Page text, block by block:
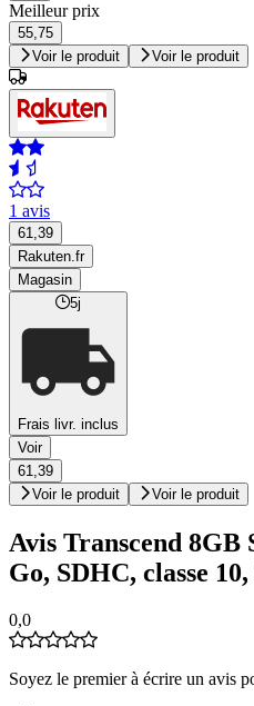
Meilleur prix
55,75
Voir le produit
Voir le produit
1 avis
61,39
Rakuten.fr
Magasin
5j
Frais livr. inclus
Voir
61,39
Voir le produit
Voir le produit
Avis Transcend 8GB
Go, SDHC, classe
0,0
Soyez le premier à écrire un avis